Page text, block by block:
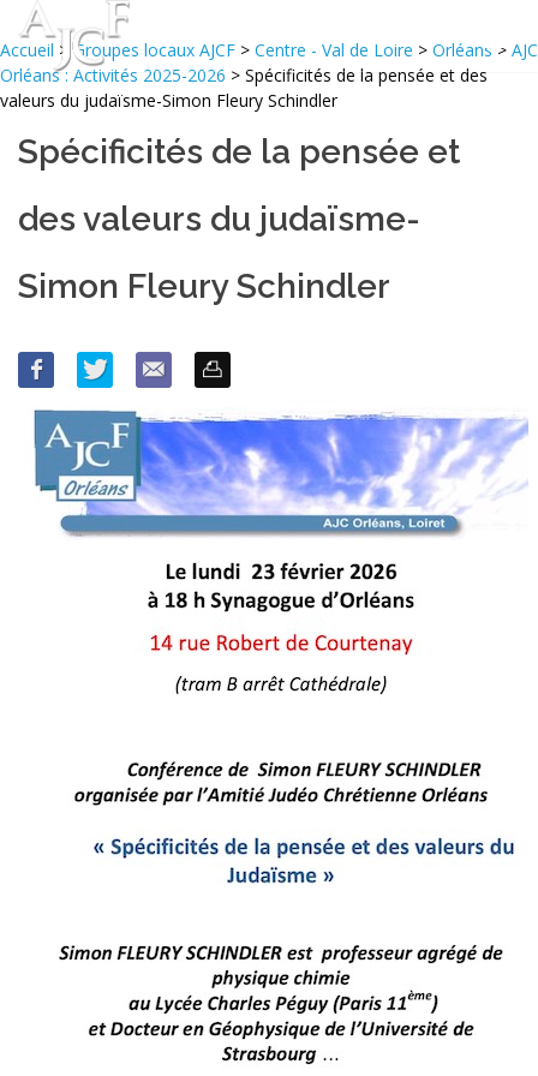
Accueil >Groupes locaux AJCF > Centre - Val de Loire > Orléans > AJC
Orléans : Activités 2025-2026 > Spécificités de la pensée et des
valeurs du judaïsme-Simon Fleury Schindler
Spécificités de la pensée et
des valeurs du judaïsme-
Simon Fleury Schindler